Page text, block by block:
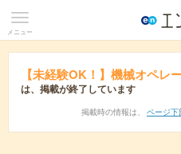
メニュー
【未経験OK！】機械オペレ
は、掲載が終了しています
掲載時の情報は、 ページ下